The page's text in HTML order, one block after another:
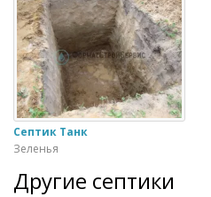
Септик Танк
Зеленья
Другие септики